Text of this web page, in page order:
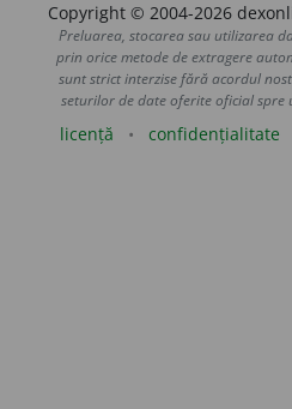
Copyright © 2004-2026
Preluarea, stocarea sau utilizarea
prin orice metode de extragere
sunt strict interzise fără acordul
seturilor de date oferite oficial spre
licență confidențialitate